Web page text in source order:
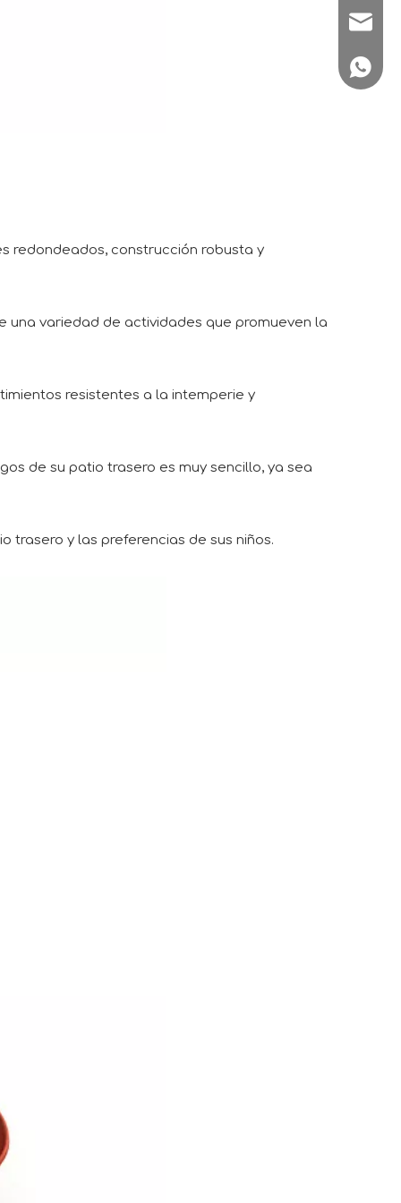
redondeados, construcción robusta y
una variedad de actividades que promueven la
resistentes a la intemperie y
de su patio trasero es muy sencillo, ya sea
trasero y las preferencias de sus niños.